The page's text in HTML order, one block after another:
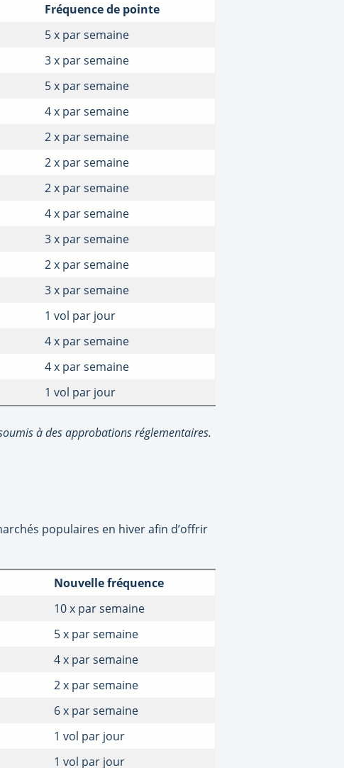
Fréquence de pointe
5 x par semaine
3 x par semaine
5 x par semaine
4 x par semaine
2 x par semaine
2 x par semaine
2 x par semaine
4 x par semaine
3 x par semaine
2 x par semaine
3 x par semaine
1 vol par jour
4 x par semaine
4 x par semaine
1 vol par jour
à des approbations réglementaires.
populaires en hiver afin d’offrir
Nouvelle fréquence
10 x par semaine
5 x par semaine
4 x par semaine
2 x par semaine
6 x par semaine
1 vol par jour
1 vol par jour